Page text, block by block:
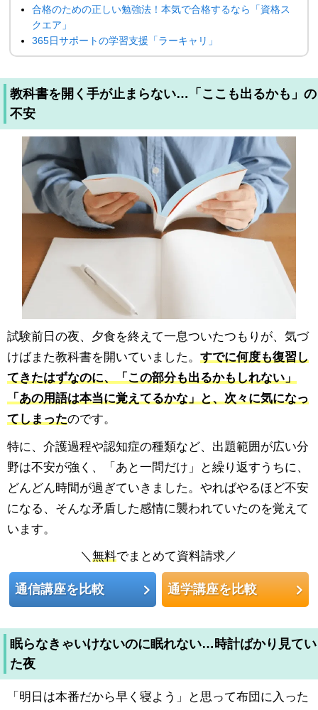
合格のための正しい勉強法！本気で合格するなら「資格ス
クエア」
365日サポートの学習支援「ラーキャリ」
教科書を開く手が止まらない…「ここも出るかも」の
不安
試験前日の夜、夕食を終えて一息ついたつもりが、気づ
けばまた教科書を開いていました。 すでに何度も復習し
てきたはずなのに、「この部分も出るかもしれない」
「あの用語は本当に覚えてるかな」と、次々に気になっ
てしまったのです。
特に、介護過程や認知症の種類など、出題範囲が広い分
野は不安が強く、「あと一問だけ」と繰り返すうちに、
どんどん時間が過ぎていきました。やればやるほど不安
になる、そんな矛盾した感情に襲われていたのを覚えて
います。
＼無料でまとめて資料請求／
通信講座を比較 通学講座を比較
眠らなきゃいけないのに眠れない…時計ばかり見てい
た夜
「明日は本番だから早く寝よう」と思って布団に入った